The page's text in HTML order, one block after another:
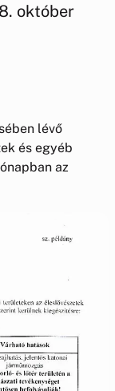
október
lévő
és egyéb
az